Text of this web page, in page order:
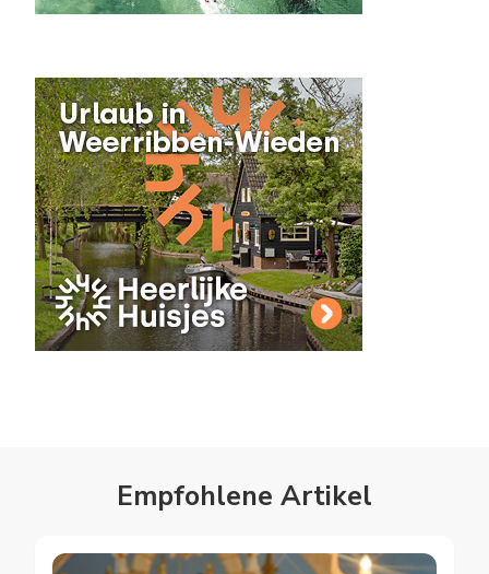
Empfohlene Artikel